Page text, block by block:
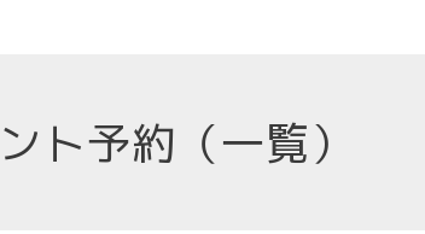
ト予約（一覧）